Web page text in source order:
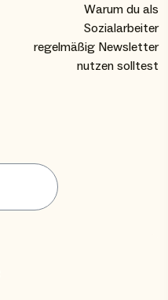
Warum du als
Sozialarbeiter
regelmäßig Newsletter
nutzen solltest